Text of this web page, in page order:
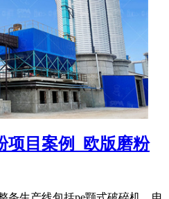
项目案例_欧版磨粉